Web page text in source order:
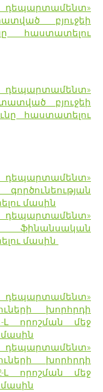
բյուջեի
հաստատելու
դեպարտամենտ»
բյուջեի
հաստատելու
դեպարտամենտ»
մասին
դեպարտամենտ»
ֆինանսական
մասին
դեպարտամենտ»
խորհրդի
որոշման մեջ
դեպարտամենտ»
խորհրդի
որոշման մեջ